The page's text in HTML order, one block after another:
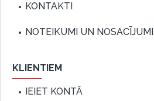
KONTAKTI
NOTEIKUMI UN NOSACĪJUMI
KLIENTIEM
IEIET KONTĀ